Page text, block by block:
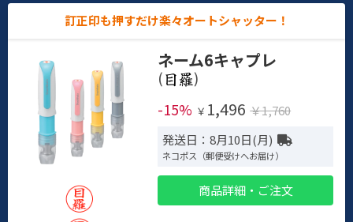
訂正印も押すだけ楽々オートシャッター！
ネーム6キャプレ
(
)
-15% ￥ 1,496 ￥1,760
発送日：8月10日(月)
ネコポス（郵便受けへお届け）
商品詳細・ご注文